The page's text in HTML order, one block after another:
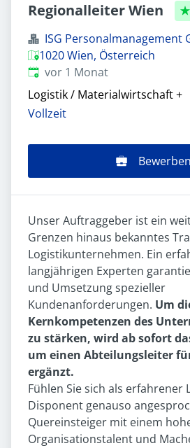
Regionalleiter Wien
ISG Personalmanagement
1020 Wien, Österreich
Veröffentlicht:
vor 1 Monat
Logistik / Materialwirtschaft+
Vollzeit
Bewerben
Unser Auftraggeber ist ein
Grenzen hinaus bekanntes
Logistikunternehmen. Ein
langjährigen Experten
und Umsetzung spezieller
Kundenanforderungen. Um
Kernkompetenzen des
zu stärken, wird ab sofort
um einen Abteilungsleiter
ergänzt.
Fühlen Sie sich als erfahrener
Disponent genauso
Quereinsteiger mit einem
Organisationstalent und